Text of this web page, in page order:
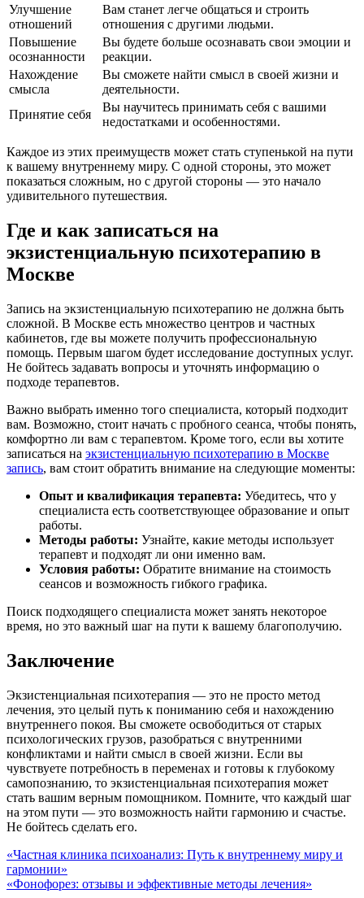
Улучшение
отношений
Вам станет легче общаться и строить
отношения с другими людьми.
Повышение
осознанности
Вы будете больше осознавать свои эмоции и
реакции.
Нахождение
смысла
Вы сможете найти смысл в своей жизни и
деятельности.
Принятие себя
Вы научитесь принимать себя с вашими
недостатками и особенностями.
Каждое из этих преимуществ может стать ступенькой на пути
к вашему внутреннему миру. С одной стороны, это может
показаться сложным, но с другой стороны — это начало
удивительного путешествия.
Где и как записаться на
экзистенциальную психотерапию в
Москве
Запись на экзистенциальную психотерапию не должна быть
сложной. В Москве есть множество центров и частных
кабинетов, где вы можете получить профессиональную
помощь. Первым шагом будет исследование доступных услуг.
Не бойтесь задавать вопросы и уточнять информацию о
подходе терапевтов.
Важно выбрать именно того специалиста, который подходит
вам. Возможно, стоит начать с пробного сеанса, чтобы понять,
комфортно ли вам с терапевтом. Кроме того, если вы хотите
записаться на экзистенциальную психотерапию в Москве
запись, вам стоит обратить внимание на следующие моменты:
Опыт и квалификация терапевта: Убедитесь, что у
специалиста есть соответствующее образование и опыт
работы.
Методы работы: Узнайте, какие методы использует
терапевт и подходят ли они именно вам.
Условия работы: Обратите внимание на стоимость
сеансов и возможность гибкого графика.
Поиск подходящего специалиста может занять некоторое
время, но это важный шаг на пути к вашему благополучию.
Заключение
Экзистенциальная психотерапия — это не просто метод
лечения, это целый путь к пониманию себя и нахождению
внутреннего покоя. Вы сможете освободиться от старых
психологических грузов, разобраться с внутренними
конфликтами и найти смысл в своей жизни. Если вы
чувствуете потребность в переменах и готовы к глубокому
самопознанию, то экзистенциальная психотерапия может
стать вашим верным помощником. Помните, что каждый шаг
на этом пути — это возможность найти гармонию и счастье.
Не бойтесь сделать его.
Навигация
по
«Частная клиника психоанализ: Путь к внутреннему миру и
гармонии»
«Фонофорез: отзывы и эффективные методы лечения»